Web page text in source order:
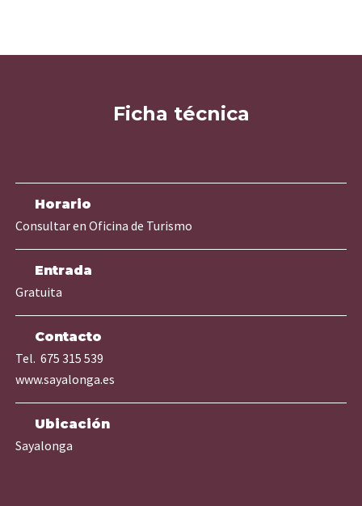
Ficha técnica
Horario
Consultar en Oficina de Turismo
Entrada
Gratuita
Contacto
Tel. 675 315 539
www.sayalonga.es
Ubicación
Sayalonga